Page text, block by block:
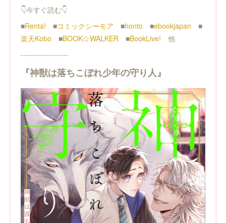
👇今すぐ読む👇
■Renta! ■コミックシーモア ■honto ■ebookjapan ■
楽天Kobo ■BOOK☆WALKER■BookLive! 他
-------------------
『神獣は落ちこぼれ少年の守り人』